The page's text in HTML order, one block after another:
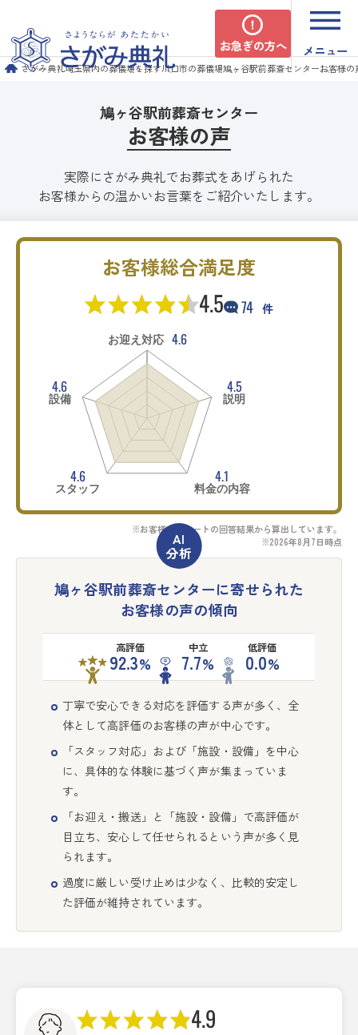
お急ぎの方へ メニュー
さがみ典礼埼玉県内の葬儀場を探す川口市の葬儀場鳩ヶ谷駅前葬斎センターお客様の
鳩ヶ谷駅前葬斎センター
お客様の声
実際にさがみ典礼でお葬式をあげられた
お客様からの温かいお言葉をご紹介いたします。
お客様総合満足度
4.5 74 件
お迎え対応 4.6
4.5
説明
4.1
料金の内容
4.6
スタッフ
4.6
設備
※お客様アンケートの回答結果から算出しています。
※2026年8月7日時点
鳩ヶ谷駅前葬斎センターに寄せられた
お客様の声の傾向
高評価
92.3%
中立
7.7%
低評価
0.0%
丁寧で安心できる対応を評価する声が多く、全
体として高評価のお客様の声が中心です。
「スタッフ対応」および「施設・設備」を中心
に、具体的な体験に基づく声が集まっていま
す。
「お迎え・搬送」と「施設・設備」で高評価が
目立ち、安心して任せられるという声が多く見
られます。
過度に厳しい受け止めは少なく、比較的安定し
た評価が維持されています。
4.9